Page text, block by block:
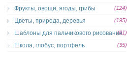
Фрукты, овощи, ягоды, грибы (124)
Цветы, природа, деревья (195)
Шаблоны для пальчикового рисования(81)
Школа, глобус, портфель (35)